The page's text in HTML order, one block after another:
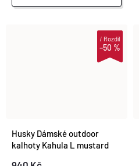
–50 %
iRozdíl
Husky Dámské outdoor
kalhoty Kahula L mustard